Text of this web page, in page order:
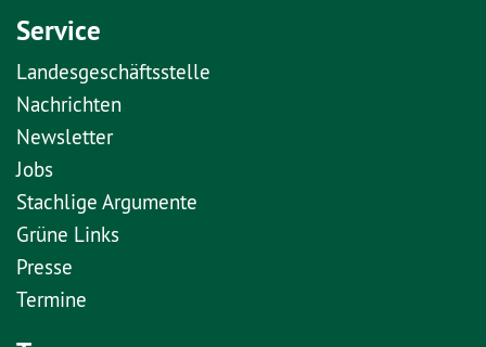
Service
Landesgeschäftsstelle
Nachrichten
Newsletter
Jobs
Stachlige Argumente
Grüne Links
Presse
Termine